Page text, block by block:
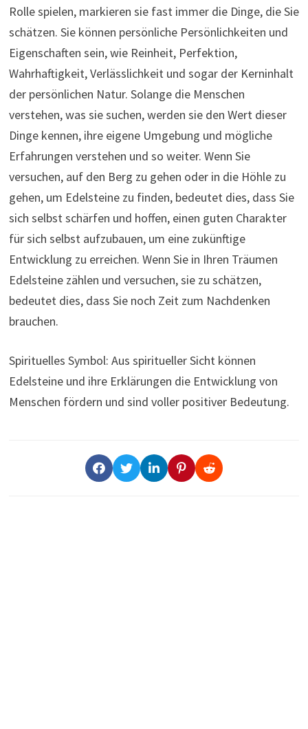
Rolle spielen, markieren sie fast immer die Dinge, die Sie
schätzen. Sie können persönliche Persönlichkeiten und
Eigenschaften sein, wie Reinheit, Perfektion,
Wahrhaftigkeit, Verlässlichkeit und sogar der Kerninhalt
der persönlichen Natur. Solange die Menschen
verstehen, was sie suchen, werden sie den Wert dieser
Dinge kennen, ihre eigene Umgebung und mögliche
Erfahrungen verstehen und so weiter. Wenn Sie
versuchen, auf den Berg zu gehen oder in die Höhle zu
gehen, um Edelsteine ​​​​zu finden, bedeutet dies, dass Sie
sich selbst schärfen und hoffen, einen guten Charakter
für sich selbst aufzubauen, um eine zukünftige
Entwicklung zu erreichen. Wenn Sie in Ihren Träumen
Edelsteine ​​​​zählen und versuchen, sie zu schätzen,
bedeutet dies, dass Sie noch Zeit zum Nachdenken
brauchen.
Spirituelles Symbol: Aus spiritueller Sicht können
Edelsteine ​​und ihre Erklärungen die Entwicklung von
Menschen fördern und sind voller positiver Bedeutung.